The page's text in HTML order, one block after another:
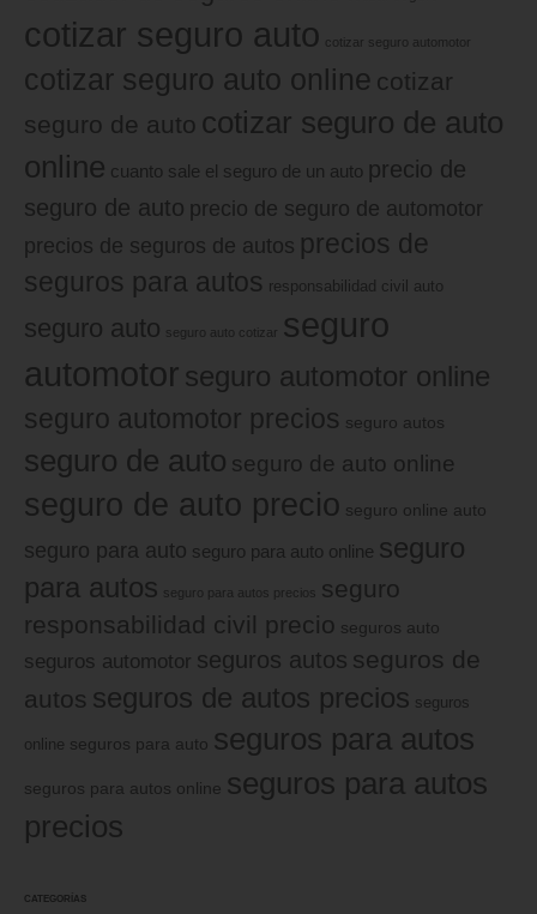
cotizar seguro auto cotizar seguro automotor
cotizar seguro auto online cotizar
seguro de auto cotizar seguro de auto
online cuanto sale el seguro de un auto precio de
seguro de auto precio de seguro de automotor
precios de seguros de autos precios de
seguros para autos responsabilidad civil auto
seguro auto seguro auto cotizar seguro
automotor seguro automotor online
seguro automotor precios seguro autos
seguro de auto seguro de auto online
seguro de auto precio seguro online auto
seguro para auto seguro para auto online seguro
para autos seguro para autos precios seguro
responsabilidad civil precio seguros auto
seguros automotor seguros autos seguros de
autos seguros de autos precios seguros
online seguros para auto seguros para autos
seguros para autos online seguros para autos
precios
CATEGORÍAS